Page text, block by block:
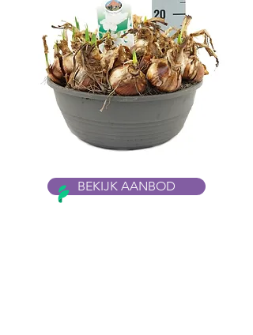
BEKIJK AANBOD